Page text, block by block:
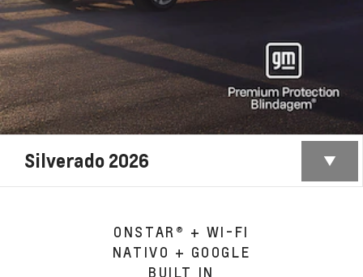
Silverado 2026
ONSTAR® + WI-FI
NATIVO + GOOGLE
BUILT IN